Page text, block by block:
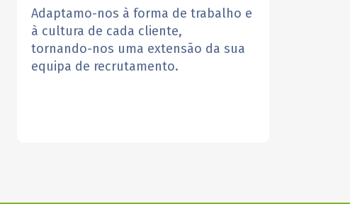
Adaptamo-nos à forma de trabalho e
à cultura de cada cliente,
tornando-nos uma extensão da ​sua
equipa de recrutamento.